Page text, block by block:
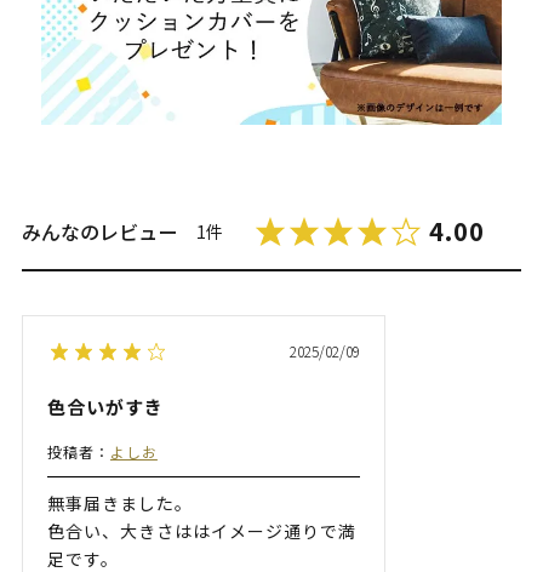
みんなのレビュー 1件 4.00
2025/02/09
色合いがすき
投稿者： よしお
無事届きました。
色合い、大きさははイメージ通りで満
足です。